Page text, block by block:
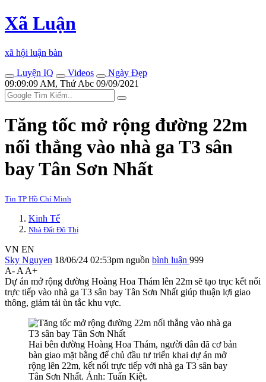
Xã Luận
xã hội luận bàn
Luyện IQ
Videos
Ngày Đẹp
09:09:09 AM, Thứ Abc 09/09/2021
Tăng tốc mở rộng đường 22m
nối thẳng vào nhà ga T3 sân
bay Tân Sơn Nhất
Tin TP Hồ Chí Minh
Kinh Tế
Nhà Đất Đô Thị
VN EN
Sky Nguyen 18/06/24 02:53pm nguồn bình luận 999
A- A A+
Dự án mở rộng đường Hoàng Hoa Thám lên 22m sẽ tạo trục kết nối
trực tiếp vào nhà ga T3 sân bay Tân Sơn Nhất giúp thuận lợi giao
thông, giảm tải ùn tắc khu vực.
Hai bên đường Hoàng Hoa Thám, người dân đã cơ bản
bàn giao mặt bằng để chủ đầu tư triển khai dự án mở
rộng lên 22m, kết nối trực tiếp với nhà ga T3 sân bay
Tân Sơn Nhất. Ảnh: Tuấn Kiệt.